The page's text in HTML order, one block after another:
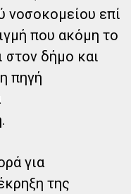
νοσοκομείου επί
που ακόμη το
στον δήμο και
πηγή
για
της